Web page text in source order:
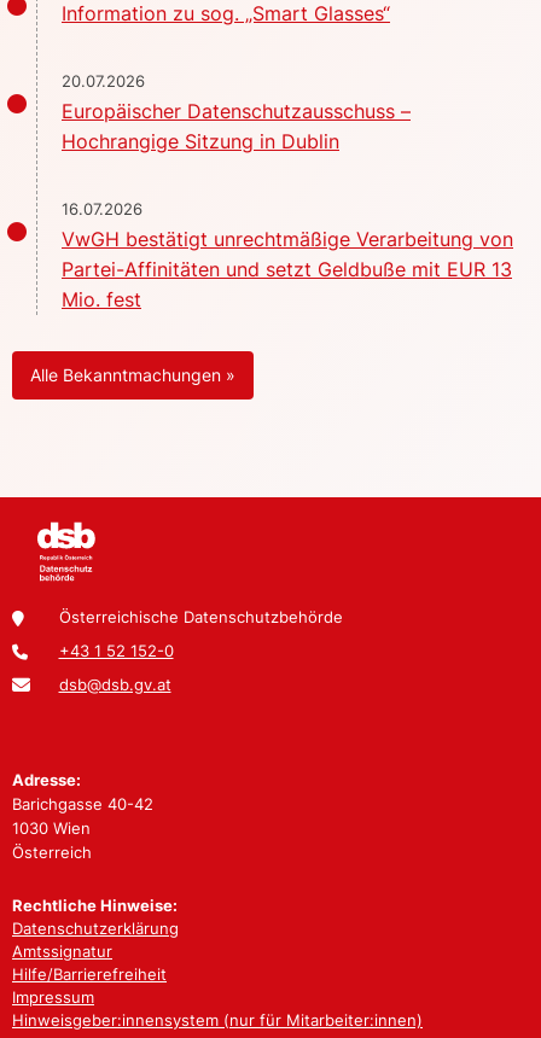
Information zu sog. „Smart Glasses“
20.07.2026
Europäischer Datenschutzausschuss –
Hochrangige Sitzung in Dublin
16.07.2026
VwGH bestätigt unrechtmäßige Verarbeitung von
Partei-Affinitäten und setzt Geldbuße mit EUR 13
Mio. fest
Alle Bekanntmachungen »
Österreichische Datenschutzbehörde
+43 1 52 152-0
dsb@dsb.gv.at
Adresse:
Barichgasse 40-42
1030 Wien
Österreich
Rechtliche Hinweise:
Datenschutzerklärung
Amtssignatur
Hilfe/Barrierefreiheit
Impressum
Hinweisgeber:innensystem (nur für Mitarbeiter:innen)